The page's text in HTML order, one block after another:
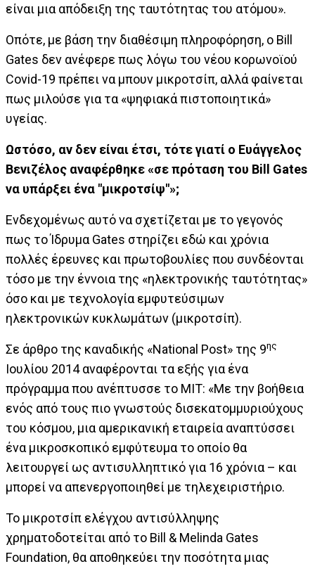
είναι μια απόδειξη της ταυτότητας του ατόμου».
Οπότε, με βάση την διαθέσιμη πληροφόρηση, ο Bill
Gates δεν ανέφερε πως λόγω του νέου κορωνοϊού
Covid-19 πρέπει να μπουν μικροτσίπ, αλλά φαίνεται
πως μιλούσε για τα «ψηφιακά πιστοποιητικά»
υγείας.
Ωστόσο, αν δεν είναι έτσι, τότε γιατί ο Ευάγγελος
Βενιζέλος αναφέρθηκε «σε πρόταση του Bill Gates
να υπάρξει ένα "μικροτσίψ"»;
Ενδεχομένως αυτό να σχετίζεται με το γεγονός
πως το Ίδρυμα Gates στηρίζει εδώ και χρόνια
πολλές έρευνες και πρωτοβουλίες που συνδέονται
τόσο με την έννοια της «ηλεκτρονικής ταυτότητας»
όσο και με τεχνολογία εμφυτεύσιμων
ηλεκτρονικών κυκλωμάτων (μικροτσίπ).
Σε άρθρο της καναδικής «National Post» της 9ης
Ιουλίου 2014 αναφέρονται τα εξής για ένα
πρόγραμμα που ανέπτυσσε το ΜΙΤ: «Με την βοήθεια
ενός από τους πιο γνωστούς δισεκατομμυριούχους
του κόσμου, μια αμερικανική εταιρεία αναπτύσσει
ένα μικροσκοπικό εμφύτευμα το οποίο θα
λειτουργεί ως αντισυλληπτικό για 16 χρόνια – και
μπορεί να απενεργοποιηθεί με τηλεχειριστήριο.
Το μικροτσίπ ελέγχου αντισύλληψης
χρηματοδοτείται από το Bill & Melinda Gates
Foundation, θα αποθηκεύει την ποσότητα μιας